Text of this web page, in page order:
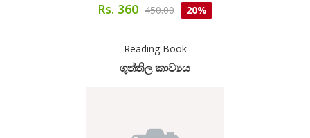
Rs. 360 450.00 20%
Reading Book
ගුත්තිල කාව්‍යය